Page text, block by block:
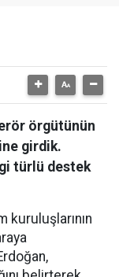
örgütünün
girdik.
türlü destek